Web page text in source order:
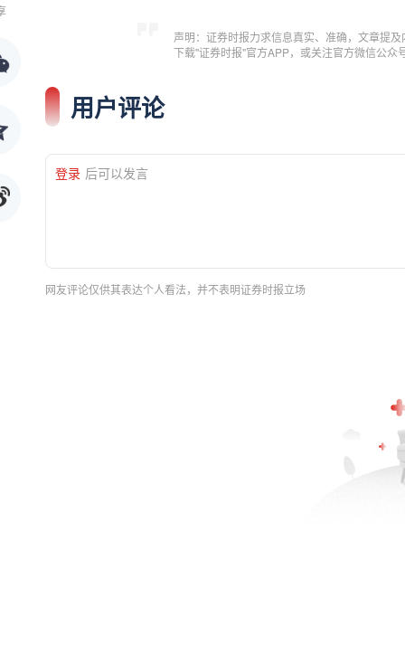
声明：证券时报力求信息真实、准确，文章提
下载"证券时报"官方APP，或关注官方微信公
用户评论
登录 后可以发言
网友评论仅供其表达个人看法，并不表明证券时报立场